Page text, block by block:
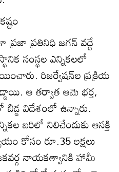
ప్రతినిధి జగన్‌ వద్దే
సంస్థల ఎన్నికలలో
రిజర్వేషన్‌ల ప్రక్రియ
ఆ తర్వాత ఆమె భర్త,
విదేశంలో ఉన్నారు.
బరిలో నిలిచేందుకు ఆసక్తి
కోసం రూ.35 లక్షలు
నాయకత్వానికి హామీ